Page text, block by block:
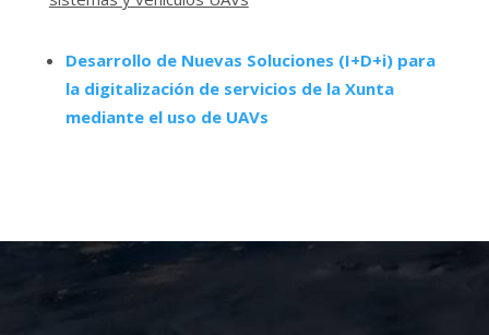
Desarrollo de Nuevas Soluciones (I+D+i) para
la digitalización de servicios de la Xunta
mediante el uso de UAVs